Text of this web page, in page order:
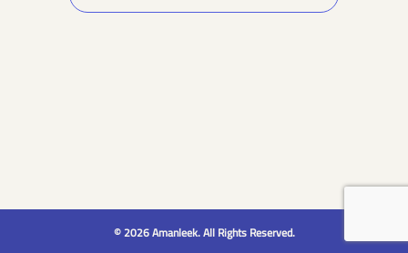
© 2026 Amanleek. All Rights Reserved.